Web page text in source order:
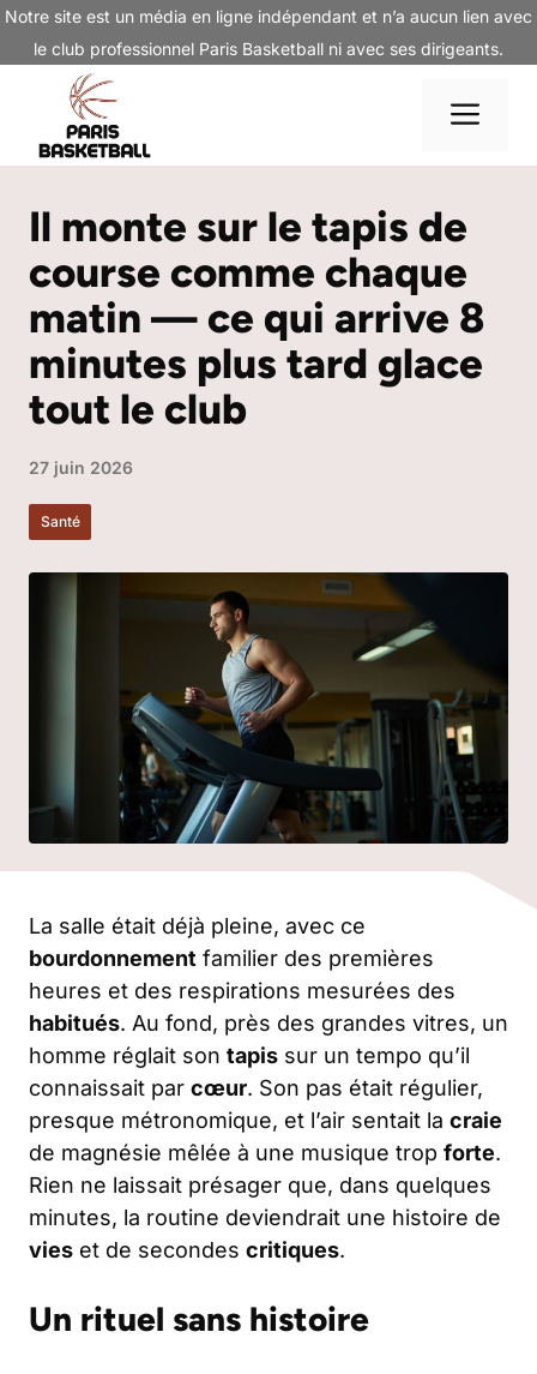
Aller
contenu
Notre site est un média en ligne indépendant et n’a aucun lien avec
le club professionnel Paris Basketball ni avec ses dirigeants.
Il monte sur le tapis de
course comme chaque
matin — ce qui arrive 8
minutes plus tard glace
tout le club
27 juin 2026
Santé
La salle était déjà pleine, avec ce
bourdonnement familier des premières
heures et des respirations mesurées des
habitués. Au fond, près des grandes vitres, un
homme réglait son tapis sur un tempo qu’il
connaissait par cœur. Son pas était régulier,
presque métronomique, et l’air sentait la craie
de magnésie mêlée à une musique trop forte.
Rien ne laissait présager que, dans quelques
minutes, la routine deviendrait une histoire de
vies et de secondes critiques.
Un rituel sans histoire